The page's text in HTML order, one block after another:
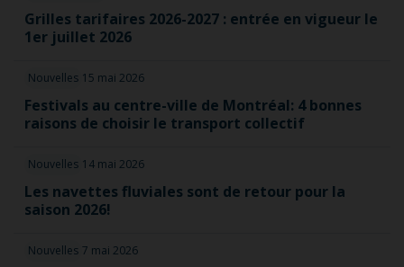
Grilles tarifaires 2026-2027 : entrée en vigueur le
1er juillet 2026
Nouvelles 15 mai 2026
Festivals au centre-ville de Montréal: 4 bonnes
raisons de choisir le transport collectif
Nouvelles 14 mai 2026
Les navettes fluviales sont de retour pour la
saison 2026!
Nouvelles 7 mai 2026